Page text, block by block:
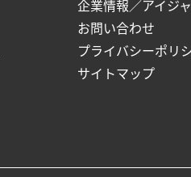
企業情報／アイジ
お問い合わせ
プライバシーポリ
サイトマップ